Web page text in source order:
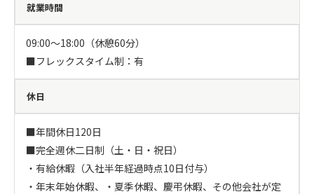
就業時間
09:00～18:00（休憩60分）
■フレックスタイム制：有
休日
■年間休日120日
■完全週休二日制（土・日・祝日）
・有給休暇（入社半年経過時点10日付与）
・年末年始休暇、・夏季休暇、慶弔休暇、その他会社が定